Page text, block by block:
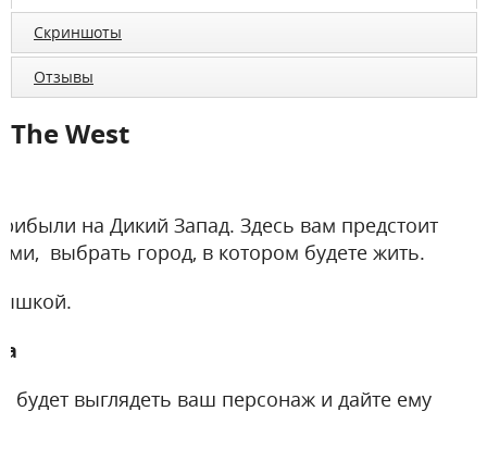
Скриншоты
Отзывы
The West
на Дикий Запад. Здесь вам предстоит
выбрать город, в котором будете жить.
будет выглядеть ваш персонаж и дайте ему